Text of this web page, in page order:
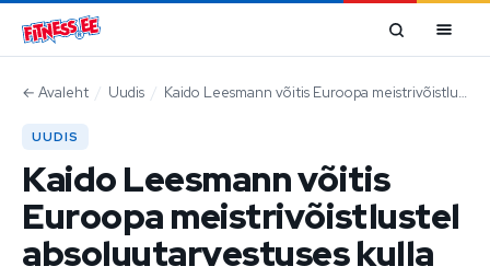
Mine sisu juurde
← Avaleht / Uudis / Kaido Leesmann võitis Euroopa meistrivõistlustel absoluutarvestuses kulla
UUDIS
Kaido Leesmann võitis
Euroopa meistrivõistlustel
absoluutarvestuses kulla